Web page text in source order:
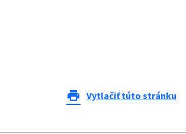
print Vytlačiť túto stránku